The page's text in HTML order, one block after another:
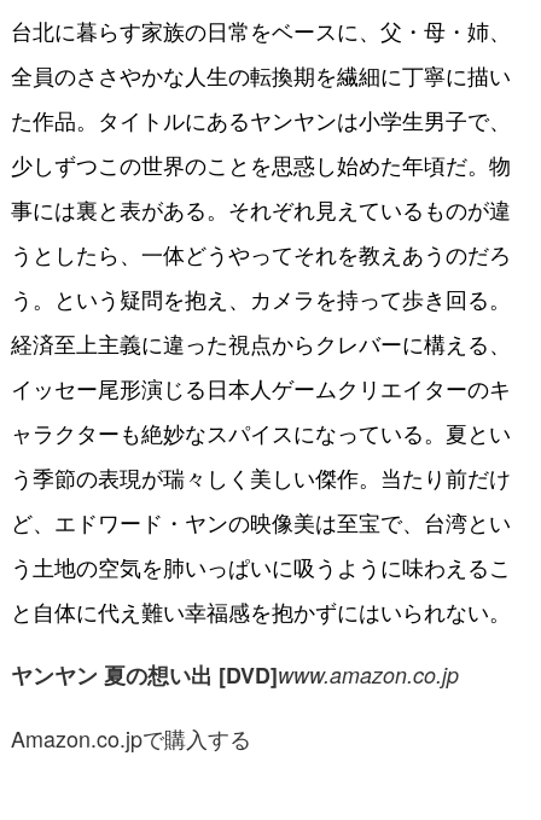
台北に暮らす家族の日常をベースに、父・母・姉、
全員のささやかな人生の転換期を繊細に丁寧に描い
た作品。タイトルにあるヤンヤンは小学生男子で、
少しずつこの世界のことを思惑し始めた年頃だ。物
事には裏と表がある。それぞれ見えているものが違
うとしたら、一体どうやってそれを教えあうのだろ
う。という疑問を抱え、カメラを持って歩き回る。
経済至上主義に違った視点からクレバーに構える、
イッセー尾形演じる日本人ゲームクリエイターのキ
ャラクターも絶妙なスパイスになっている。夏とい
う季節の表現が瑞々しく美しい傑作。当たり前だけ
ど、エドワード・ヤンの映像美は至宝で、台湾とい
う土地の空気を肺いっぱいに吸うように味わえるこ
と自体に代え難い幸福感を抱かずにはいられない。
ヤンヤン 夏の想い出 [DVD]www.amazon.co.jp
Amazon.co.jpで購入する